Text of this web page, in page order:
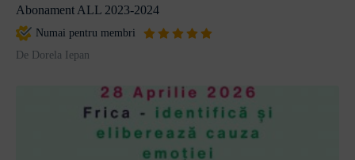
Abonament ALL 2023-2024
Numai pentru membri
De Dorela Iepan